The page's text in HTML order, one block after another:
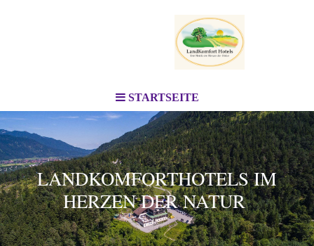
STARTSEITE
LANDKOMFORTHOTELS IM
HERZEN DER NATUR